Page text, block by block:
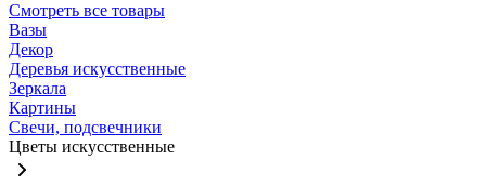
Смотреть все товары
Вазы
Декор
Деревья искусственные
Зеркала
Картины
Свечи, подсвечники
Цветы искусственные